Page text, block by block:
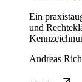
Ein
und
Andreas